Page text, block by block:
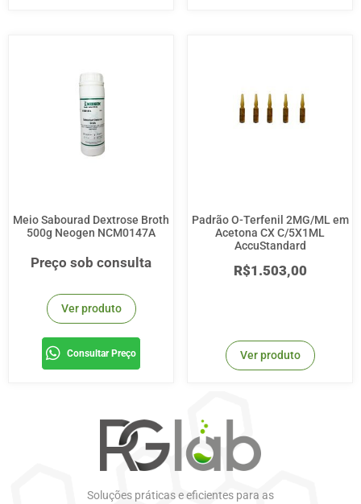
Meio Sabourad Dextrose Broth
500g Neogen NCM0147A
Preço sob consulta
Ver produto
Consultar Preço
Padrão O-Terfenil 2MG/ML em
Acetona CX C/5X1ML
AccuStandard
R$1.503,00
Ver produto
Soluções práticas e eficientes para as